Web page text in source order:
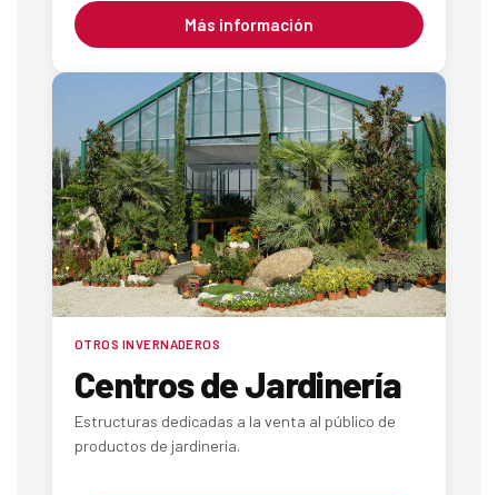
Más información
OTROS INVERNADEROS
Centros de Jardinería
Estructuras dedicadas a la venta al público de
productos de jardinería.